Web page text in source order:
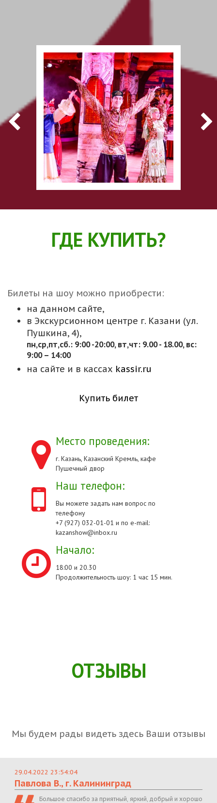
ГДЕ КУПИТЬ?
Билеты на шоу можно приобрести:
на данном сайте,
в Экскурсионном центре г. Казани (ул.
Пушкина, 4),
пн,cр,пт,сб.: 9:00 -20:00, вт,чт: 9.00 - 18.00, вс:
9:00 – 14:00
на сайте и в кассах kassir.ru
Купить билет
Место проведения:
г. Казань, Казанский Кремль, кафе
Пушечный двор
Наш телефон:
Вы можете задать нам вопрос по
телефону
+7 (927) 032-01-01 и по e-mail:
kazanshow@inbox.ru
Начало:
18:00 и 20.30
Продолжительность шоу: 1 час 15 мин.
ОТЗЫВЫ
Мы будем рады видеть здесь Ваши отзывы
29.04.2022 23:54:04
Павлова В., г. Калининград
Большое спасибо за приятный, яркий, добрый и хорошо